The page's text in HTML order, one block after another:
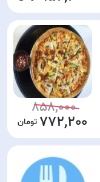
858,000
772,200